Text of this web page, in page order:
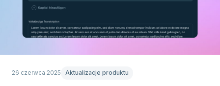
26 czerwca 2025 Aktualizacje produktu